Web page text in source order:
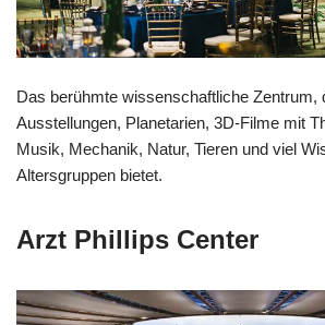
Das berühmte wissenschaftliche Zentrum,
Ausstellungen, Planetarien, 3D-Filme mit
Musik, Mechanik, Natur, Tieren und viel
Altersgruppen bietet.
Arzt Phillips Center